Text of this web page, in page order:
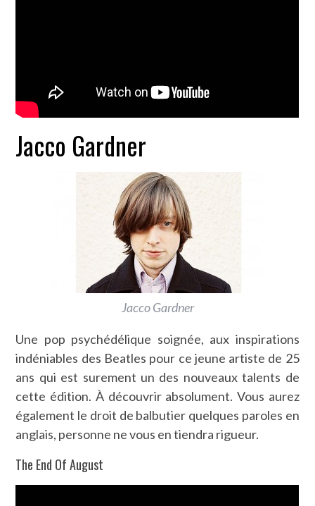
Jacco Gardner
Jacco Gardner
Une pop psychédélique soignée, aux inspirations
indéniables des Beatles pour ce jeune artiste de 25
ans qui est surement un des nouveaux talents de
cette édition. À découvrir absolument. Vous aurez
également le droit de balbutier quelques paroles en
anglais, personne ne vous en tiendra rigueur.
The End Of August